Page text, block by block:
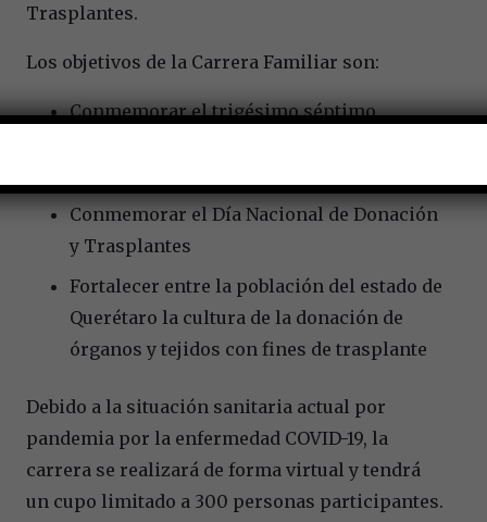
Trasplantes.
Los objetivos de la Carrera Familiar son:
Conmemorar el trigésimo séptimo
Conmemorar el Día Nacional de Donación
y Trasplantes
Fortalecer entre la población del estado de
Querétaro la cultura de la donación de
órganos y tejidos con fines de trasplante
Debido a la situación sanitaria actual por
pandemia por la enfermedad COVID-19, la
carrera se realizará de forma virtual y tendrá
un cupo limitado a 300 personas participantes.